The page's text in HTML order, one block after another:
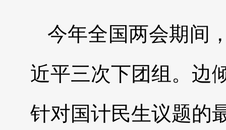
今年全国两会期间
近平三次下团组。边
针对国计民生议题的